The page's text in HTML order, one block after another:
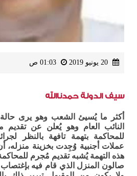
سيف الدولة حمدناالله
أكثر ما يُسيئ الشعب وهو يرى
النائب العام وهو يُعلن عن
للمحاكمة بتهمة تافهة بالنظر
عملات أجنبية وُجِدت بخزينة منزله،
هذه التهمة يُشبه تقديم مُجرم
صالون المنزل الذي قام فيه بإغتصاب